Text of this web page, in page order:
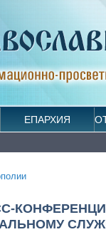
ЕПАРХИЯ